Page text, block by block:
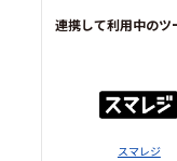
連携して利用中のツ
スマレジ